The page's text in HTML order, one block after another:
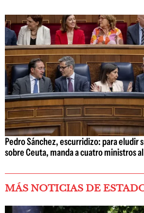
Pedro Sánchez, escurridizo: para eludir
sobre Ceuta, manda a cuatro ministros
MÁS NOTICIAS DE